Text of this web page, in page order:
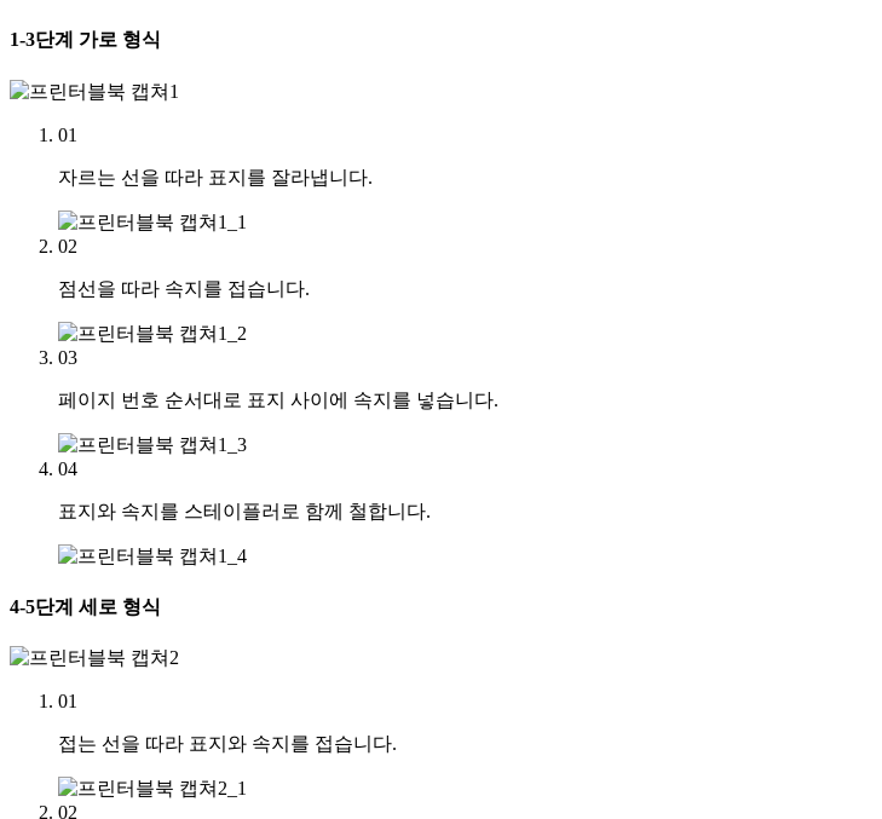
1-3단계 가로 형식
01
자르는 선을 따라 표지를 잘라냅니다.
02
점선을 따라 속지를 접습니다.
03
페이지 번호 순서대로 표지 사이에 속지를 넣습니다.
04
표지와 속지를 스테이플러로 함께 철합니다.
4-5단계 세로 형식
01
접는 선을 따라 표지와 속지를 접습니다.
02